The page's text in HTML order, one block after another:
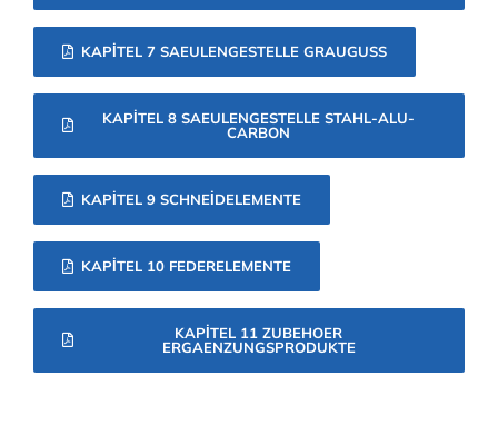
KAPITEL 7 SAEULENGESTELLE GRAUGUSS
KAPITEL 8 SAEULENGESTELLE STAHL-ALU-
CARBON
KAPITEL 9 SCHNEIDELEMENTE
KAPITEL 10 FEDERELEMENTE
KAPITEL 11 ZUBEHOER
ERGAENZUNGSPRODUKTE